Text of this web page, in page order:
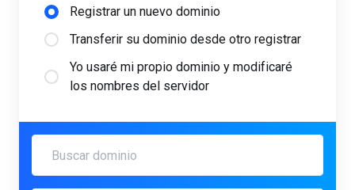
Registrar un nuevo dominio
Transferir su dominio desde otro registrar
Yo usaré mi propio dominio y modificaré
los nombres del servidor